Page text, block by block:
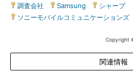
調査会社
Samsung シャープ|
ソニーモバイルコミュニケーションズ
Copyright
関連情報